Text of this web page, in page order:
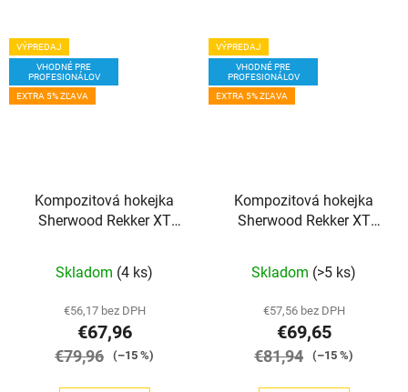
VÝPREDAJ
VHODNÉ PRE
PROFESIONÁLOV
EXTRA 5% ZĽAVA
Kompozitová hokejka
Sherwood Rekker XT
Skladom (4 ks)
€56,17 bez DPH
€67,96
€79,96 (–15 %)
VÝPREDAJ
VHODNÉ PRE
PROFESIONÁLOV
EXTRA 5% ZĽAVA
Kompozitová hokejka
Sherwood Rekker XT
Skladom (>5 ks)
€57,56 bez DPH
€69,65
€81,94 (–15 %)